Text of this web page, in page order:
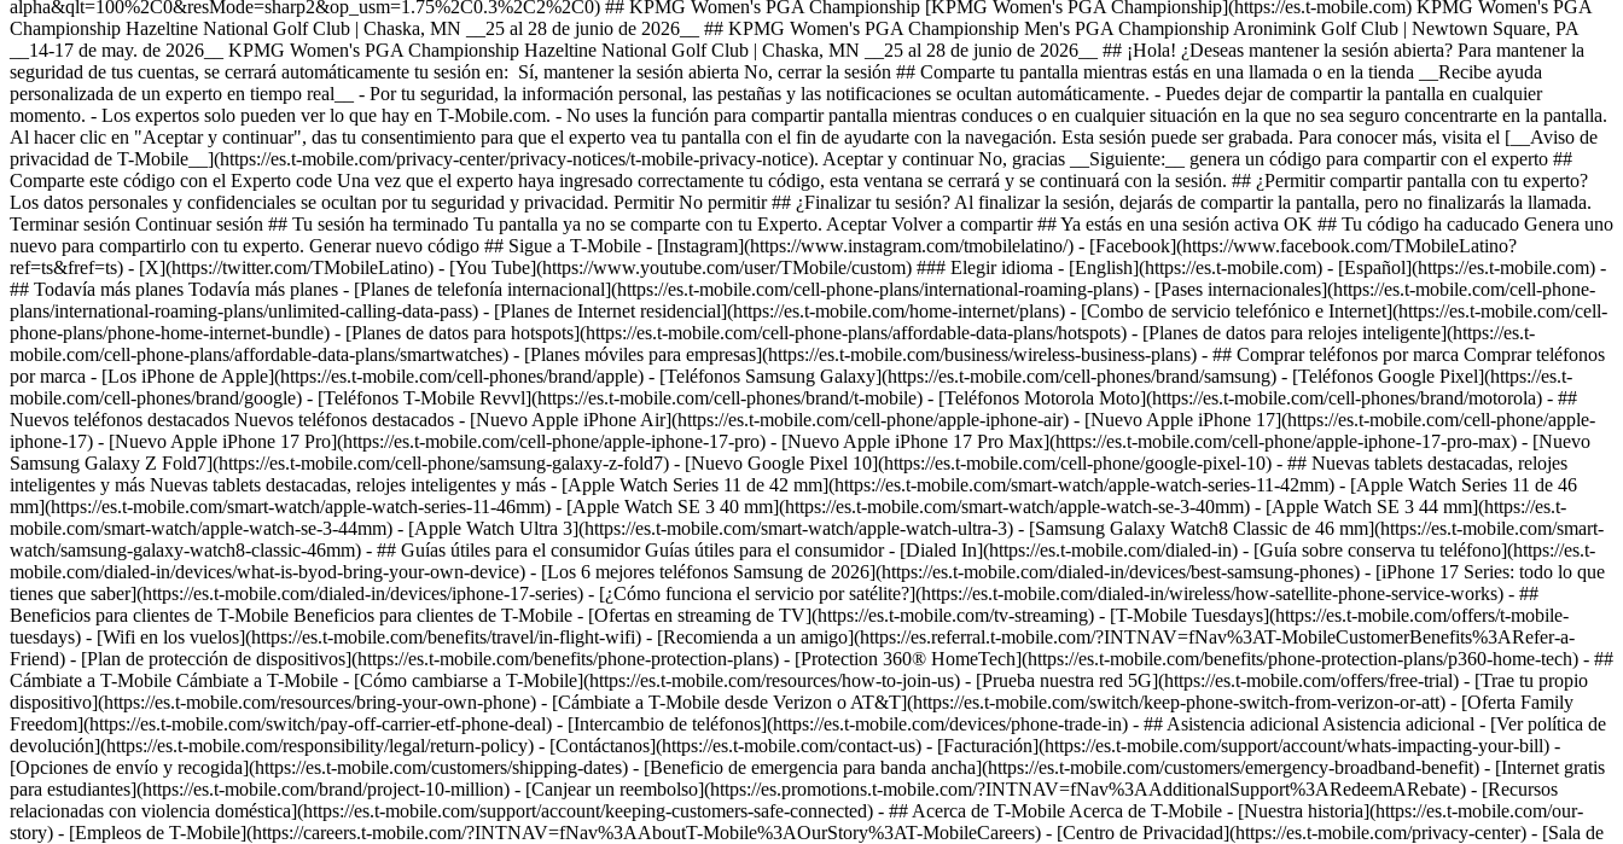
-
## Todavía más planes Todavía más planes - [Planes de telefonía internacional](https://es.t-mobile.com/cell-phone-plans/international-roaming-plans) - [Pases internacionales](https://es.t-mobile.com/cell-phone-
plans/international-roaming-plans/unlimited-calling-data-pass) - [Planes de Internet residencial](https://es.t-mobile.com/home-internet/plans) - [Combo de servicio telefónico e Internet](https://es.t-mobile.com/cell-
phone-plans/phone-home-internet-bundle) - [Planes de datos para hotspots](https://es.t-mobile.com/cell-phone-plans/affordable-data-plans/hotspots) - [Planes de datos para relojes inteligente](https://es.t-
mobile.com/cell-phone-plans/affordable-data-plans/smartwatches) - [Planes móviles para empresas](https://es.t-mobile.com/business/wireless-business-plans) - ## Comprar teléfonos por marca Comprar teléfonos
por marca - [Los iPhone de Apple](https://es.t-mobile.com/cell-phones/brand/apple) - [Teléfonos Samsung Galaxy](https://es.t-mobile.com/cell-phones/brand/samsung) - [Teléfonos Google Pixel](https://es.t-
mobile.com/cell-phones/brand/google) - [Teléfonos T-Mobile Revvl](https://es.t-mobile.com/cell-phones/brand/t-mobile) - [Teléfonos Motorola Moto](https://es.t-mobile.com/cell-phones/brand/motorola) - ##
Nuevos teléfonos destacados Nuevos teléfonos destacados - [Nuevo Apple iPhone Air](https://es.t-mobile.com/cell-phone/apple-iphone-air) - [Nuevo Apple iPhone 17](https://es.t-mobile.com/cell-phone/apple-
iphone-17) - [Nuevo Apple iPhone 17 Pro](https://es.t-mobile.com/cell-phone/apple-iphone-17-pro) - [Nuevo Apple iPhone 17 Pro Max](https://es.t-mobile.com/cell-phone/apple-iphone-17-pro-max) - [Nuevo
Samsung Galaxy Z Fold7](https://es.t-mobile.com/cell-phone/samsung-galaxy-z-fold7) - [Nuevo Google Pixel 10](https://es.t-mobile.com/cell-phone/google-pixel-10) - ## Nuevas tablets destacadas, relojes
inteligentes y más Nuevas tablets destacadas, relojes inteligentes y más - [Apple Watch Series 11 de 42 mm](https://es.t-mobile.com/smart-watch/apple-watch-series-11-42mm) - [Apple Watch Series 11 de 46
mm](https://es.t-mobile.com/smart-watch/apple-watch-series-11-46mm) - [Apple Watch SE 3 40 mm](https://es.t-mobile.com/smart-watch/apple-watch-se-3-40mm) - [Apple Watch SE 3 44 mm](https://es.t-
mobile.com/smart-watch/apple-watch-se-3-44mm) - [Apple Watch Ultra 3](https://es.t-mobile.com/smart-watch/apple-watch-ultra-3) - [Samsung Galaxy Watch8 Classic de 46 mm](https://es.t-mobile.com/smart-
watch/samsung-galaxy-watch8-classic-46mm) - ## Guías útiles para el consumidor Guías útiles para el consumidor - [Dialed In](https://es.t-mobile.com/dialed-in) - [Guía sobre conserva tu teléfono](https://es.t-
mobile.com/dialed-in/devices/what-is-byod-bring-your-own-device) - [Los 6 mejores teléfonos Samsung de 2026](https://es.t-mobile.com/dialed-in/devices/best-samsung-phones) - [iPhone 17 Series: todo lo que
tienes que saber](https://es.t-mobile.com/dialed-in/devices/iphone-17-series) - [¿Cómo funciona el servicio por satélite?](https://es.t-mobile.com/dialed-in/wireless/how-satellite-phone-service-works) - ##
Beneficios para clientes de T-Mobile Beneficios para clientes de T-Mobile - [Ofertas en streaming de TV](https://es.t-mobile.com/tv-streaming) - [T-Mobile Tuesdays](https://es.t-mobile.com/offers/t-mobile-
tuesdays) - [Wifi en los vuelos](https://es.t-mobile.com/benefits/travel/in-flight-wifi) - [Recomienda a un amigo](https://es.referral.t-mobile.com/?INTNAV=fNav%3AT-MobileCustomerBenefits%3ARefer-a-
Friend) - [Plan de protección de dispositivos](https://es.t-mobile.com/benefits/phone-protection-plans) - [Protection 360® HomeTech](https://es.t-mobile.com/benefits/phone-protection-plans/p360-home-tech) - ##
Cámbiate a T-Mobile Cámbiate a T-Mobile - [Cómo cambiarse a T-Mobile](https://es.t-mobile.com/resources/how-to-join-us) - [Prueba nuestra red 5G](https://es.t-mobile.com/offers/free-trial) - [Trae tu propio
dispositivo](https://es.t-mobile.com/resources/bring-your-own-phone) - [Cámbiate a T-Mobile desde Verizon o AT&T](https://es.t-mobile.com/switch/keep-phone-switch-from-verizon-or-att) - [Oferta Family
Freedom](https://es.t-mobile.com/switch/pay-off-carrier-etf-phone-deal) - [Intercambio de teléfonos](https://es.t-mobile.com/devices/phone-trade-in) - ## Asistencia adicional Asistencia adicional - [Ver política de
devolución](https://es.t-mobile.com/responsibility/legal/return-policy) - [Contáctanos](https://es.t-mobile.com/contact-us) - [Facturación](https://es.t-mobile.com/support/account/whats-impacting-your-bill) -
[Opciones de envío y recogida](https://es.t-mobile.com/customers/shipping-dates) - [Beneficio de emergencia para banda ancha](https://es.t-mobile.com/customers/emergency-broadband-benefit) - [Internet gratis
para estudiantes](https://es.t-mobile.com/brand/project-10-million) - [Canjear un reembolso](https://es.promotions.t-mobile.com/?INTNAV=fNav%3AAdditionalSupport%3ARedeemARebate) - [Recursos
relacionadas con violencia doméstica](https://es.t-mobile.com/support/account/keeping-customers-safe-connected) - ## Acerca de T-Mobile Acerca de T-Mobile - [Nuestra historia](https://es.t-mobile.com/our-
story) - [Empleos de T-Mobile](https://careers.t-mobile.com/?INTNAV=fNav%3AAboutT-Mobile%3AOurStory%3AT-MobileCareers) - [Centro de Privacidad](https://es.t-mobile.com/privacy-center) - [Sala de